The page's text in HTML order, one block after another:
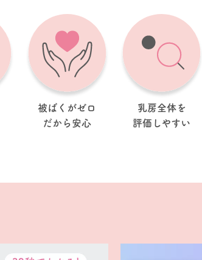
被ばくがゼロ
だから安心
乳房全体を
評価しやすい